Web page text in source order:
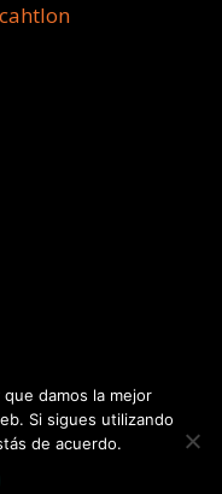
damos la mejor
Si sigues utilizando
de acuerdo.